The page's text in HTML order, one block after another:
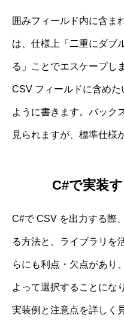
囲みフィールド内に含ま
は、仕様上「二重にダブ
る」ことでエスケープし
CSV フィールドに含めた
ように書きます。バック
見られますが、標準仕様
C#で実装
C#で CSV を出力する際
る方法と、ライブラリを
らにも利点・欠点があり
よって選択することにな
実装例と注意点を詳しく